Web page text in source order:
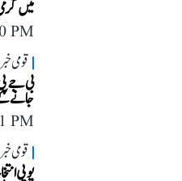
میں
PM
قومی
بی جے
جانے کے
PM
قومی
یوپی